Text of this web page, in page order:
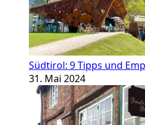
Südtirol: 9 Tipps und
31. Mai 2024